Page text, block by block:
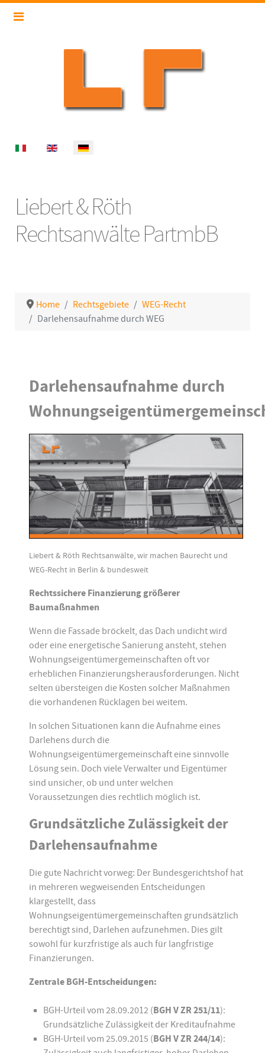
Select your language
Liebert & Röth
Rechtsanwälte PartmbB
Home Rechtsgebiete
WEG-Recht
Darlehensaufnahme durch WEG
Details
Darlehensaufnahme durch
Liebert & Röth Rechtsanwälte, wir machen Baurecht und
WEG-Recht in Berlin & bundesweit
Rechtssichere Finanzierung größerer
Baumaßnahmen
Wenn die Fassade bröckelt, das Dach undicht wird
oder eine energetische Sanierung ansteht, stehen
Wohnungseigentümergemeinschaften oft vor
erheblichen Finanzierungsherausforderungen. Nicht
selten übersteigen die Kosten solcher Maßnahmen
die vorhandenen Rücklagen bei weitem.
In solchen Situationen kann die Aufnahme eines
Darlehens durch die
Wohnungseigentümergemeinschaft eine sinnvolle
Lösung sein. Doch viele Verwalter und Eigentümer
sind unsicher, ob und unter welchen
Voraussetzungen dies rechtlich möglich ist.
Grundsätzliche Zulässigkeit der
Darlehensaufnahme
Die gute Nachricht vorweg: Der Bundesgerichtshof hat
in mehreren wegweisenden Entscheidungen
klargestellt, dass
Wohnungseigentümergemeinschaften grundsätzlich
berechtigt sind, Darlehen aufzunehmen. Dies gilt
sowohl für kurzfristige als auch für langfristige
Finanzierungen.
Zentrale BGH-Entscheidungen:
BGH-Urteil vom 28.09.2012 ( BGH V ZR 251/11):
Grundsätzliche Zulässigkeit der Kreditaufnahme
BGH-Urteil vom 25.09.2015 ( BGH V ZR 244/14):